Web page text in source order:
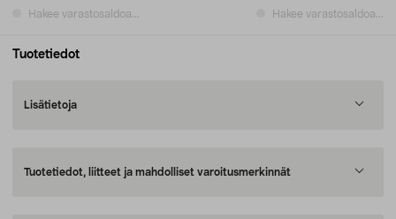
Hakee varastosaldoa... Hakee varastosaldoa...
Tuotetiedot
Lisätietoja
Tuotetiedot, liitteet ja mahdolliset varoitusmerkinnät